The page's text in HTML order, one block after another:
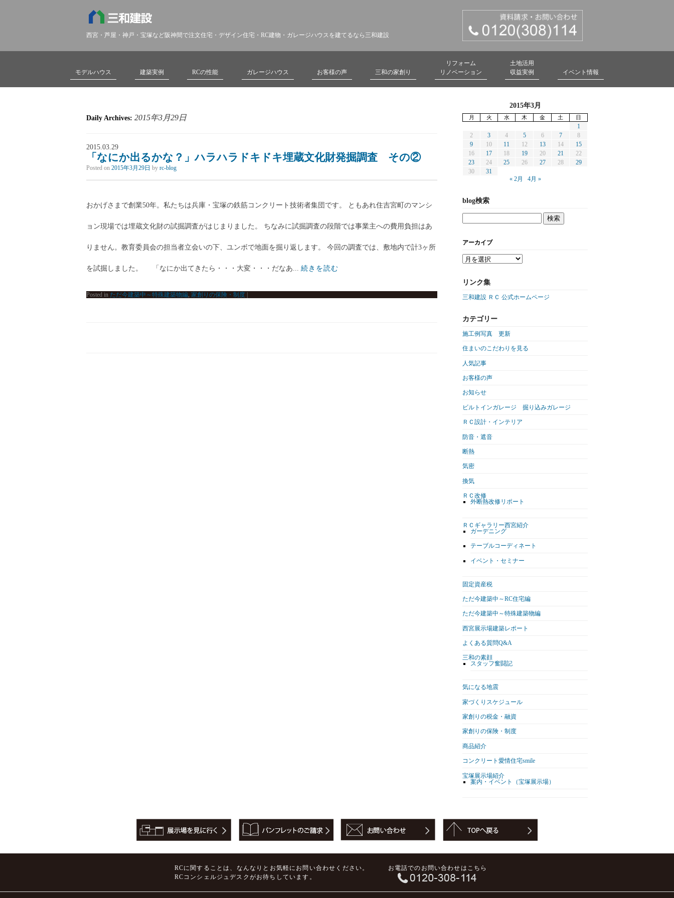
西宮・芦屋・神戸・宝塚など阪神間で注文住宅・デザイン住宅・RC建物・ガレージハウスを建てるなら三和建設
モデルハウス 建築実例 RCの性能 ガレージハウス お客様の声 三和の家創り
リフォーム
リノベーション
土地活用
収益実例
イベント情報
Daily Archives: 2015年3月29日
2015.03.29
「なにか出るかな？」ハラハラドキドキ埋蔵文化財発掘調査 その②
Posted on 2015年3月29日 by rc-blog
おかげさまで創業50年。私たちは兵庫・宝塚の鉄筋コンクリート技術者集団です。 ともあれ住吉宮町のマンシ
ョン現場では埋蔵文化財の試掘調査がはじまりました。 ちなみに試掘調査の段階では事業主への費用負担はあ
りません。教育委員会の担当者立会いの下、ユンボで地面を掘り返します。 今回の調査では、敷地内で計3ヶ所
を試掘しました。 「なにか出てきたら・・・大変・・・だなあ... 続きを読む
Posted in ただ今建築中～特殊建築物編, 家創りの保険・制度 |
2015年3月
月 火 水 木 金 土 日
1
2
3 4 5 6 7
8
9
10 11 12 13 14
15
16
17 18 19 20 21
22
23
24 25 26 27 28
29
30
31
« 2月
4月 »
blog検索
アーカイブ
リンク集
三和建設 ＲＣ 公式ホームページ
カテゴリー
施工例写真 更新
住まいのこだわりを見る
人気記事
お客様の声
お知らせ
ビルトインガレージ 掘り込みガレージ
ＲＣ設計・インテリア
防音・遮音
断熱
気密
換気
ＲＣ改修
外断熱改修リポート
ＲＣギャラリー西宮紹介
ガーデニング
テーブルコーディネート
イベント・セミナー
固定資産税
ただ今建築中～RC住宅編
ただ今建築中～特殊建築物編
西宮展示場建築レポート
よくある質問Q&A
三和の素顔
スタッフ奮闘記
気になる地震
家づくりスケジュール
家創りの税金・融資
家創りの保険・制度
商品紹介
コンクリート愛情住宅smile
宝塚展示場紹介
案内・イベント（宝塚展示場）
RCに関することは、 なんなりとお気軽にお問い合わせください。
RCコンシェルジュデスクがお待ちしています。
お電話でのお問い合わせはこちら